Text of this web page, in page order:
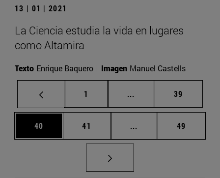
13 | 01 | 2021
La Ciencia estudia la vida en lugares
como Altamira
Texto Enrique Baquero Imagen Manuel Castells
Página
1 ... Páginas intermedias
Página
39
Página
40 Página
41 ... Páginas intermedias
Página
49